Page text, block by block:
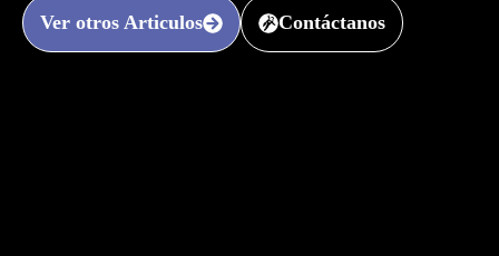
Ver otros Articulos Contáctanos